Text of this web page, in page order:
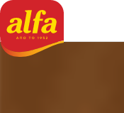
Παράκαμψη προς το